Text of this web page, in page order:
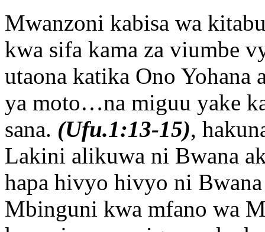
Mwanzoni kabisa wa
kwa sifa kama za viumbe
utaona katika Ono Yohana
ya moto…na miguu yake
sana. (Ufu.1:13-15),
Lakini alikuwa ni Bwana
hapa hivyo hivyo ni
Mbinguni kwa mfano wa